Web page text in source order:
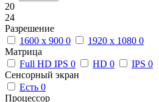
20
24
Разрешение
1600 x 900 0 1920 x 1080 0
Матрица
Full HD IPS 0 HD 0 IPS 0
Сенсорный экран
Есть 0
Процессор